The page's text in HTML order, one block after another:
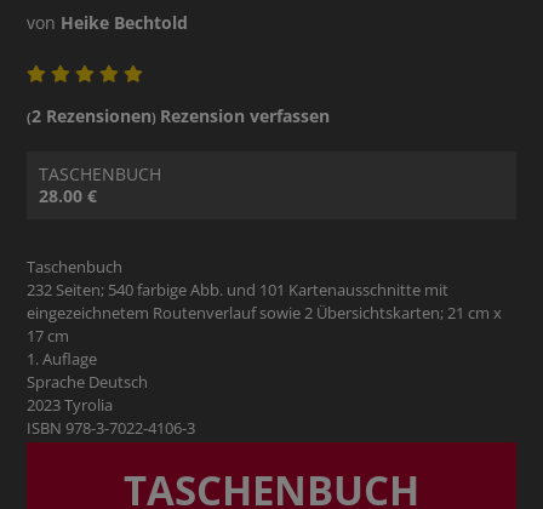
von Heike Bechtold
(2 Rezensionen) Rezension verfassen
TASCHENBUCH
28.00 €
Taschenbuch
232 Seiten; 540 farbige Abb. und 101 Kartenausschnitte mit
eingezeichnetem Routenverlauf sowie 2 Übersichtskarten; 21 cm x
17 cm
1. Auflage
Sprache Deutsch
2023 Tyrolia
ISBN 978-3-7022-4106-3
TASCHENBUCH